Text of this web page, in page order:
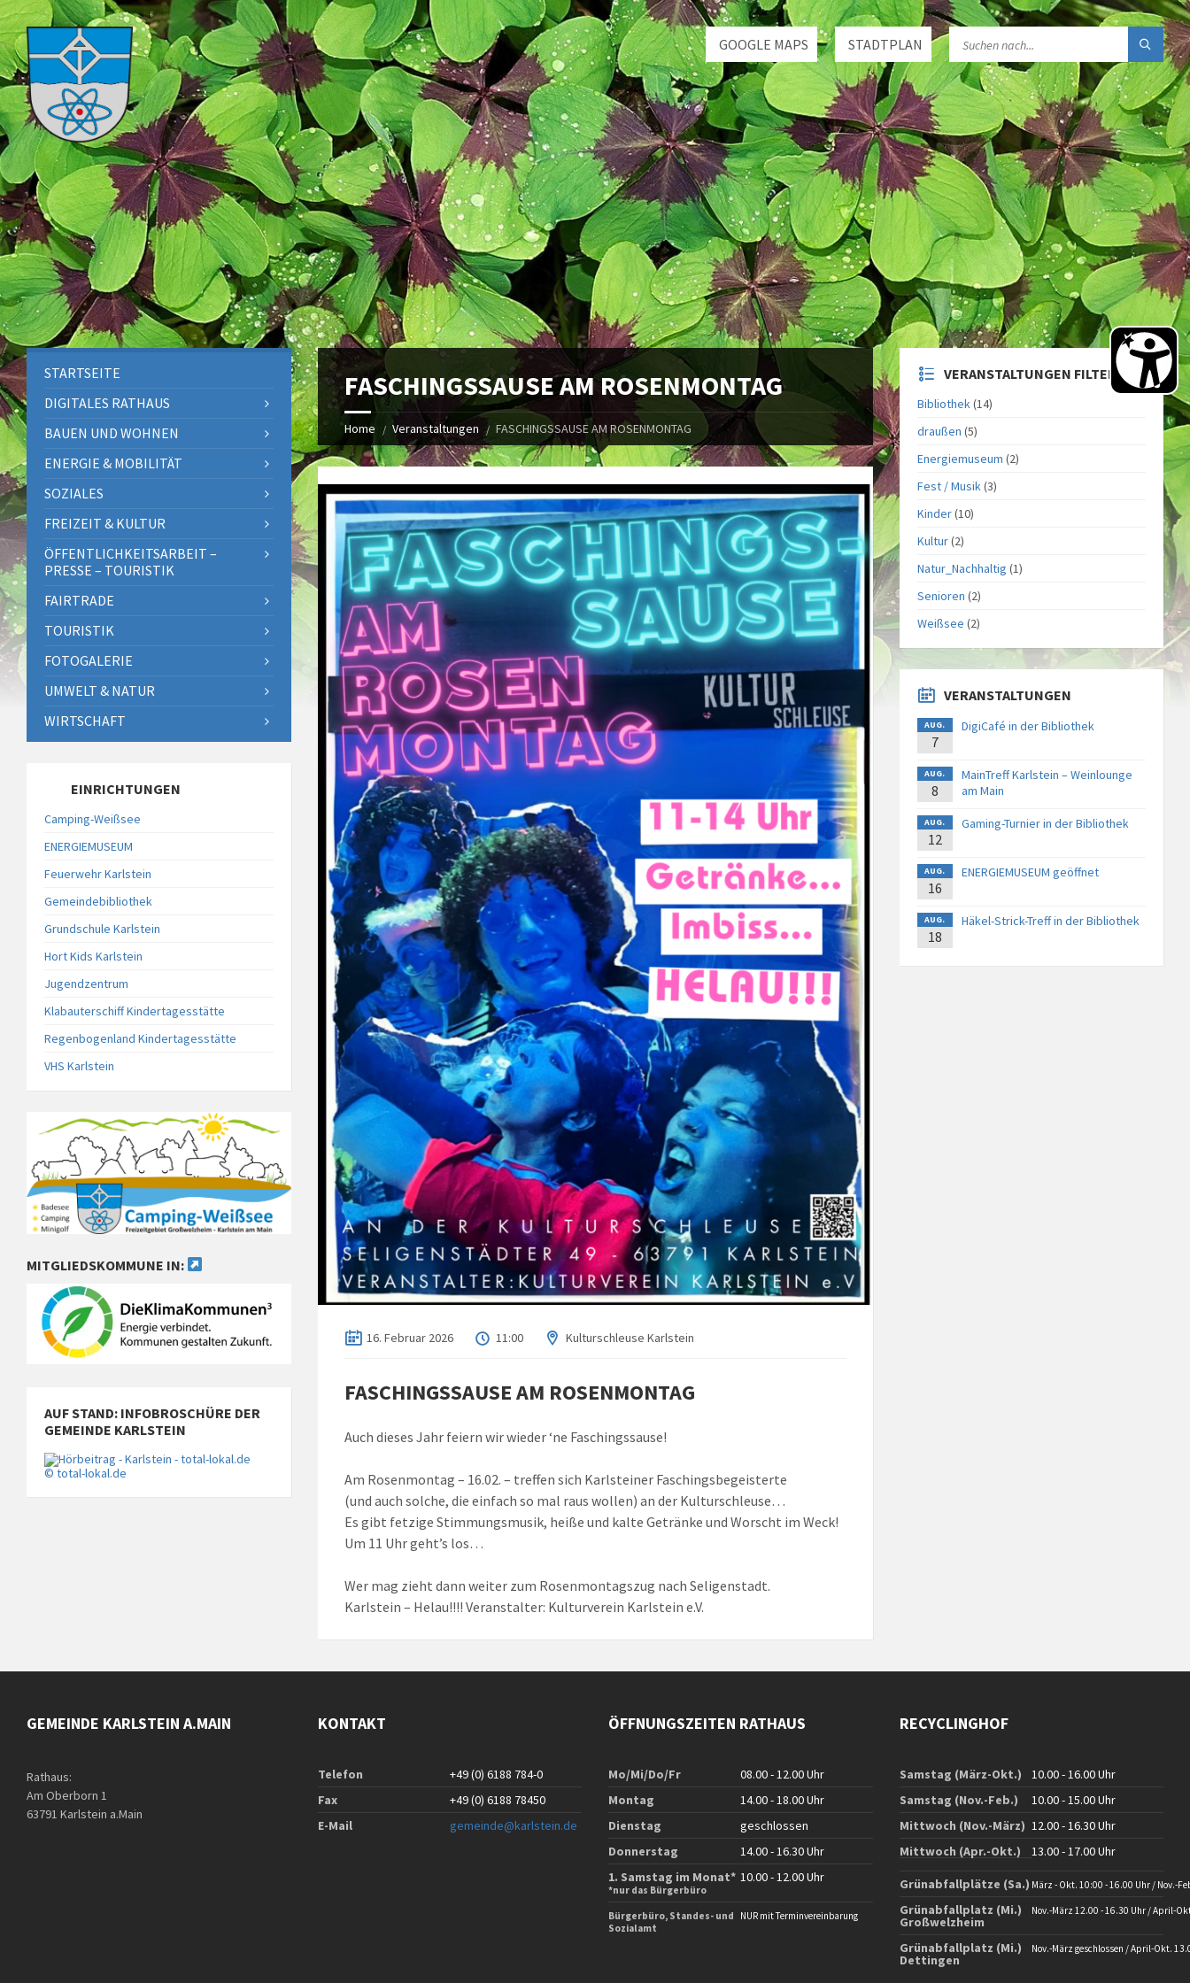
STADTPLAN
GOOGLE MAPS
FASCHINGSSAUSE AM ROSENMONTAG
Home Veranstaltungen FASCHINGSSAUSE AM ROSENMONTAG
16. Februar 2026 11:00 Kulturschleuse Karlstein
FASCHINGSSAUSE AM ROSENMONTAG
Auch dieses Jahr feiern wir wieder ‘ne Faschingssause!
Am Rosenmontag – 16.02. – treffen sich Karlsteiner Faschingsbegeisterte
(und auch solche, die einfach so mal raus wollen) an der Kulturschleuse…
Es gibt fetzige Stimmungsmusik, heiße und kalte Getränke und Worscht im Weck!
Um 11 Uhr geht’s los…
Wer mag zieht dann weiter zum Rosenmontagszug nach Seligenstadt.
Karlstein – Helau!!!! Veranstalter: Kulturverein Karlstein e.V.
STARTSEITE
DIGITALES RATHAUS
BAUEN UND WOHNEN
ENERGIE & MOBILITÄT
SOZIALES
FREIZEIT & KULTUR
ÖFFENTLICHKEITSARBEIT –
PRESSE – TOURISTIK
FAIRTRADE
TOURISTIK
FOTOGALERIE
UMWELT & NATUR
WIRTSCHAFT
EINRICHTUNGEN
Camping-Weißsee
ENERGIEMUSEUM
Feuerwehr Karlstein
Gemeindebibliothek
Grundschule Karlstein
Hort Kids Karlstein
Jugendzentrum
Klabauterschiff Kindertagesstätte
Regenbogenland Kindertagesstätte
VHS Karlstein
MITGLIEDSKOMMUNE IN:
AUF STAND: INFOBROSCHÜRE DER
GEMEINDE KARLSTEIN
© total-lokal.de
VERANSTALTUNGEN FILTERN
Bibliothek(14)
draußen (5)
Energiemuseum (2)
Fest / Musik(3)
Kinder(10)
Kultur(2)
Natur_Nachhaltig (1)
Senioren (2)
Weißsee (2)
VERANSTALTUNGEN
AUG.
7
DigiCafé in der Bibliothek
AUG.
8
MainTreff Karlstein – Weinlounge
am Main
AUG.
12
Gaming-Turnier in der Bibliothek
AUG.
16
ENERGIEMUSEUM geöffnet
AUG.
18
Häkel-Strick-Treff in der Bibliothek
GEMEINDE KARLSTEIN A.MAIN
Rathaus:
Am Oberborn 1
63791 Karlstein a.Main
KONTAKT
Telefon
+49 (0) 6188 784-0
Fax
+49 (0) 6188 78450
E-Mail
gemeinde@karlstein.de
ÖFFNUNGSZEITEN RATHAUS
Mo/Mi/Do/Fr
08.00 - 12.00 Uhr
Montag
14.00 - 18.00 Uhr
Dienstag
geschlossen
Donnerstag
14.00 - 16.30 Uhr
1. Samstag im Monat*
*nur das Bürgerbüro
10.00 - 12.00 Uhr
Bürgerbüro, Standes- und
Sozialamt
NUR mit Terminvereinbarung
RECYCLINGHOF
Samstag (März-Okt.)
10.00 - 16.00 Uhr
Samstag (Nov.-Feb.)
10.00 - 15.00 Uhr
Mittwoch (Nov.-März) 12.00 - 16.30 Uhr
Mittwoch (Apr.-Okt.)
13.00 - 17.00 Uhr
Grünabfallplätze (Sa.) März - Okt. 10:00 - 16.00 Uhr / Nov.-
Grünabfallplatz (Mi.)
Großwelzheim
Nov.-März 12.00 - 16.30 Uhr / April-
Grünabfallplatz (Mi.)
Dettingen
Nov.-März geschlossen / April-Okt.